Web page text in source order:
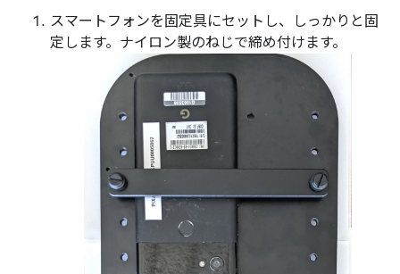
スマートフォンを固定具にセットし、しっかりと固
定します。ナイロン製のねじで締め付けます。